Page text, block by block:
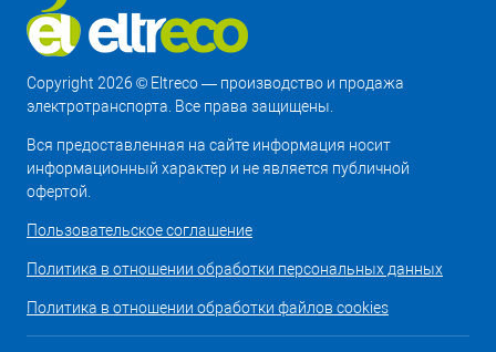
Copyright 2026 © Eltreco — производство и продажа
электротранспорта. Все права защищены.
Вся предоставленная на сайте информация носит
информационный характер и не является публичной
офертой.
Пользовательское соглашение
Политика в отношении обработки персональных данных
Политика в отношении обработки файлов cookies